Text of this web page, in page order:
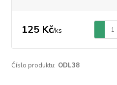
125 Kč/ks
Číslo produktu: ODL38